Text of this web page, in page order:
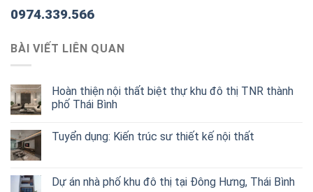
0974.339.566
BÀI VIẾT LIÊN QUAN
Hoàn thiện nội thất biệt thự khu đô thị TNR thành
phố Thái Bình
Tuyển dụng: Kiến trúc sư thiết kế nội thất
Dự án nhà phố khu đô thị tại Đông Hưng, Thái Bình